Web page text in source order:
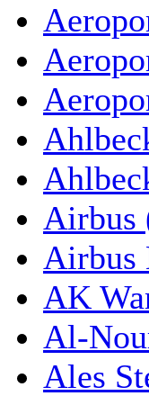
Airbus
Airbus
AK
Al-
Ales